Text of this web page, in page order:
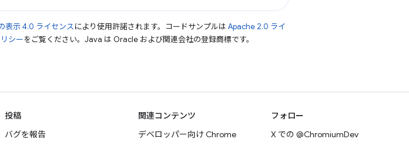
表示 4.0 ライセンスにより使用許諾されます。コードサンプルは Apache 2.0 ライ
シーをご覧ください。Java は Oracle および関連会社の登録商標です。
投稿
バグを報告
関連コンテンツ
デベロッパー向け Chrome
フォロー
X での @ChromiumDev